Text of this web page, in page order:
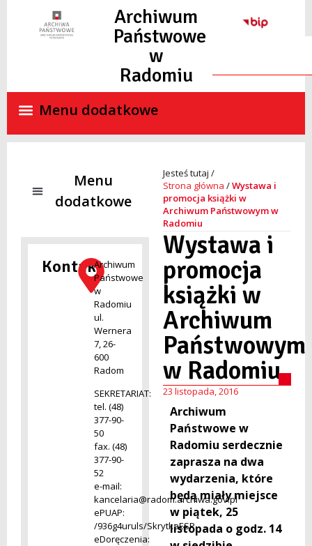
Archiwum
Państwowe
w
Radomiu
KontaktArchiwum
Państwowe
w
Radomiu
ul.
Wernera
7, 26-
600
Radom
SEKRETARIAT:
tel. (48)
377-90-
50
fax. (48)
377-90-
52
e-mail:
kancelaria@radom.archiwa.gov.pl
ePUAP:
/936g4uruls/SkrytkaESP
eDoręczenia:
Strona główna /Wystawa i
promocja książki w
Archiwum Państwowym w
Radomiu
Wystawa i
promocja
książki w
Archiwum
Państwowym
w Radomiu
23 listopada, 2016
Archiwum
Państwowe w
Radomiu serdecznie
zaprasza na dwa
wydarzenia, które
będą miały miejsce
w piątek, 25
listopada o godz. 14